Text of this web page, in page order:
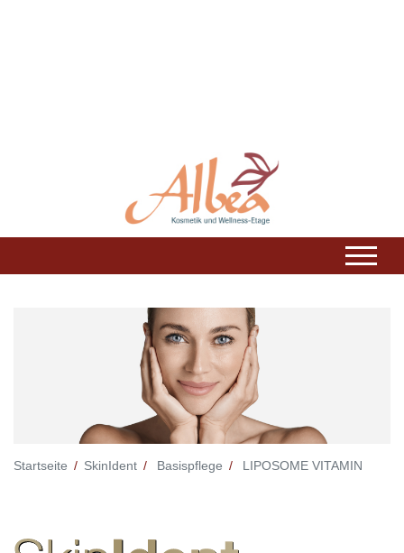
Startseite SkinIdent Basispflege LIPOSOME VITAMIN